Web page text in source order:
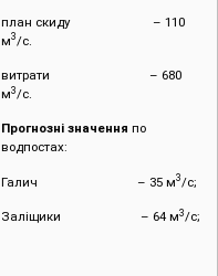
план скиду – 110
м3/с.
витрати – 680
м3/с.
Прогнозні значення по
водпостах:
Галич – 35 м3/с;
Заліщики – 64 м3/с;